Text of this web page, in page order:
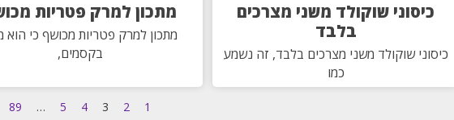
כיסוני שוקולד משני מצרכים
בלבד
כיסוני שוקולד משני מצרכים בלבד, זה נשמע
כמו
מתכון למרק פטריות
מתכון למרק פטריות מכושף כי הוא
בקסמים,
1
2
3
4
5
…
89